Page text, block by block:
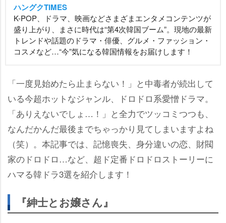
ハングクTIMES
K-POP、ドラマ、映画などさまざまエンタメコンテンツが
盛り上がり、まさに時代は“第4次韓国ブーム”。現地の最新
トレンドや話題のドラマ・俳優、グルメ・ファッション・
コスメなど…“今”気になる韓国情報をお届けします！
「一度見始めたら止まらない！」と中毒者が続出して
いる今超ホットなジャンル、ドロドロ系愛憎ドラマ。
「ありえないでしょ…！」と全力でツッコミつつも、
なんだかんだ最後までちゃっかり見てしまいますよね
（笑）。本記事では、記憶喪失、身分違いの恋、財閥
家のドロドロ…など、超ド定番ドロドロストーリーに
ハマる韓ドラ3選を紹介します！
『紳士とお嬢さん』